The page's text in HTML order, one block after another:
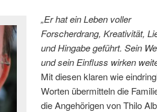
„Er hat ein Leben voller
Forscherdrang, Kreativität,
und Hingabe geführt. Sein
und sein Einfluss wirken
Mit diesen klaren wie
Worten übermitteln die
die Angehörigen von Thilo